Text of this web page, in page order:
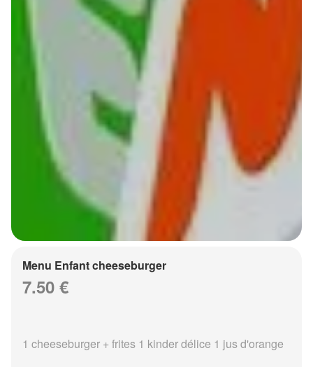
Menu Enfant cheeseburger
7.50 €
1 cheeseburger + frites 1 kinder délice 1 jus d'orange